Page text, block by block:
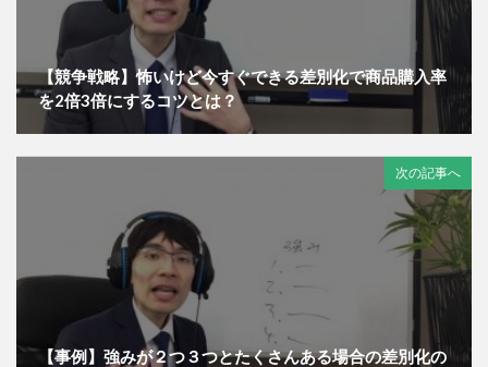
【競争戦略】怖いけど今すぐできる差別化で商品購入率
を2倍3倍にするコツとは？
次の記事へ
【事例】強みが２つ３つとたくさんある場合の差別化の